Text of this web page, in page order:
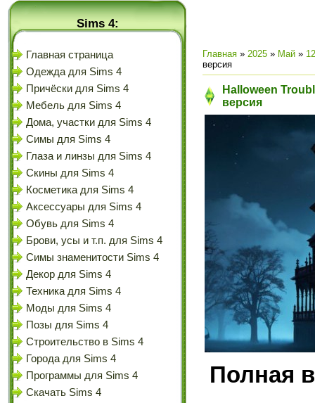
Sims 4:
Главная страница
Одежда для Sims 4
Причёски для Sims 4
Мебель для Sims 4
Дома, участки для Sims 4
Симы для Sims 4
Глаза и линзы для Sims 4
Скины для Sims 4
Косметика для Sims 4
Аксессуары для Sims 4
Обувь для Sims 4
Брови, усы и т.п. для Sims 4
Симы знаменитости Sims 4
Декор для Sims 4
Техника для Sims 4
Моды для Sims 4
Позы для Sims 4
Строительство в Sims 4
Города для Sims 4
Программы для Sims 4
Скачать Sims 4
Главная » 2025 » Май » 12
версия
Halloween
версия
Полная